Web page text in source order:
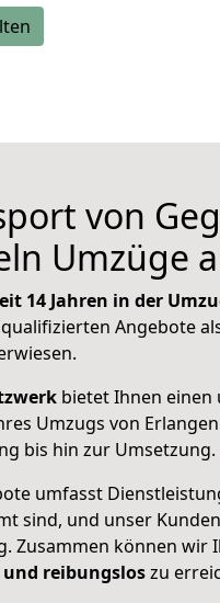
von
Umzüge
14 Jahren in der
Angebote
bietet Ihnen einen
Umzugs von
bis hin zur Umsetzung.
umfasst
sind, und unser
Zusammen können wir
reibungsloszu